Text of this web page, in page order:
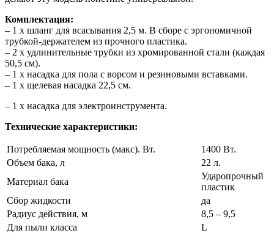
Комплектация:
– 1 x шланг для всасывания 2,5 м. В сборе с эргономичной
трубкой-дeржателем из прочного пластика.
– 2 x удлинительные трубки из хромированной стали (каждая
50,5 см).
– 1 x насадка для пола с ворсом и резиновыми вставками.
– 1 x щелевая насадка 22,5 см.
– 1 x насадка для электроинструмента.
Технические характеристики:
Потребляемая мощность (макс). Вт.
1400 Вт.
Объем бака, л
22 л.
Материал бака
Ударопрочный
пластик
Сбор жидкости
да
Радиус действия, м
8,5 – 9,5
Для пыли класса
L